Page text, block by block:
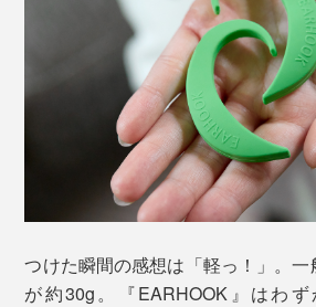
つけた瞬間の感想は「軽っ！」。一
が約30g。『EARHOOK』はわ